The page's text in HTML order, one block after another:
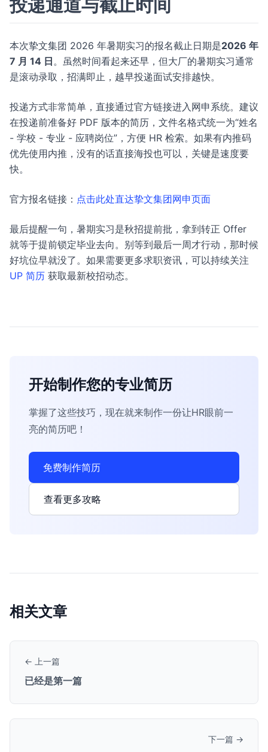
投递通道与截止时间
本次挚文集团 2026 年暑期实习的报名截止日期是2026 年
7 月 14 日。虽然时间看起来还早，但大厂的暑期实习通常
是滚动录取，招满即止，越早投递面试安排越快。
投递方式非常简单，直接通过官方链接进入网申系统。建议
在投递前准备好 PDF 版本的简历，文件名格式统一为“姓名
- 学校 - 专业 - 应聘岗位”，方便 HR 检索。如果有内推码
优先使用内推，没有的话直接海投也可以，关键是速度要
快。
官方报名链接： 点击此处直达挚文集团网申页面
最后提醒一句，暑期实习是秋招提前批，拿到转正 Offer
就等于提前锁定毕业去向。别等到最后一周才行动，那时候
好坑位早就没了。如果需要更多求职资讯，可以持续关注
UP 简历 获取最新校招动态。
开始制作您的专业简历
掌握了这些技巧，现在就来制作一份让HR眼前一
亮的简历吧！
免费制作简历
查看更多攻略
相关文章
← 上一篇
已经是第一篇
下一篇 →